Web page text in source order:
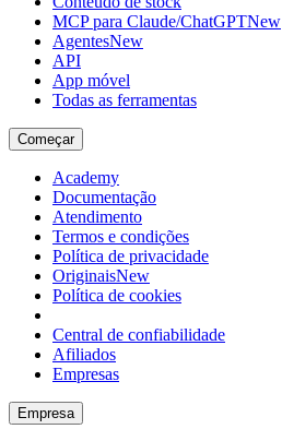
MCP para Claude/ChatGPTNew
AgentesNew
API
App móvel
Todas as ferramentas
Começar
Academy
Documentação
Atendimento
Termos e condições
Política de privacidade
OriginaisNew
Política de cookies
Central de confiabilidade
Afiliados
Empresas
Empresa